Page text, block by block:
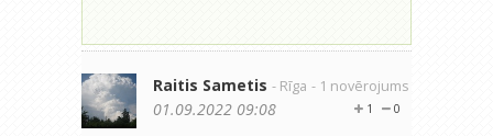
Raitis Sametis - Rīga - 1 novērojums
0
1
01.09.2022 09:08